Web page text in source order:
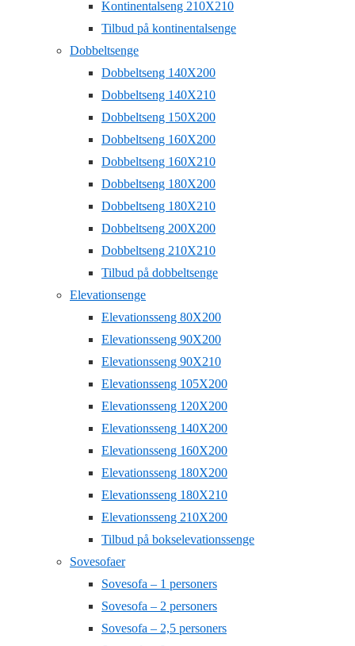
Kontinentalseng 210X210
Tilbud på kontinentalsenge
Dobbeltsenge
Dobbeltseng 140X200
Dobbeltseng 140X210
Dobbeltseng 150X200
Dobbeltseng 160X200
Dobbeltseng 160X210
Dobbeltseng 180X200
Dobbeltseng 180X210
Dobbeltseng 200X200
Dobbeltseng 210X210
Tilbud på dobbeltsenge
Elevationsenge
Elevationsseng 80X200
Elevationsseng 90X200
Elevationsseng 90X210
Elevationsseng 105X200
Elevationsseng 120X200
Elevationsseng 140X200
Elevationsseng 160X200
Elevationsseng 180X200
Elevationsseng 180X210
Elevationsseng 210X200
Tilbud på bokselevationssenge
Sovesofaer
Sovesofa – 1 personers
Sovesofa – 2 personers
Sovesofa – 2,5 personers